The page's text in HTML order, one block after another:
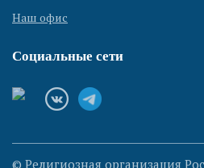
Наш офис
Социальные сети
© Религиозная организация